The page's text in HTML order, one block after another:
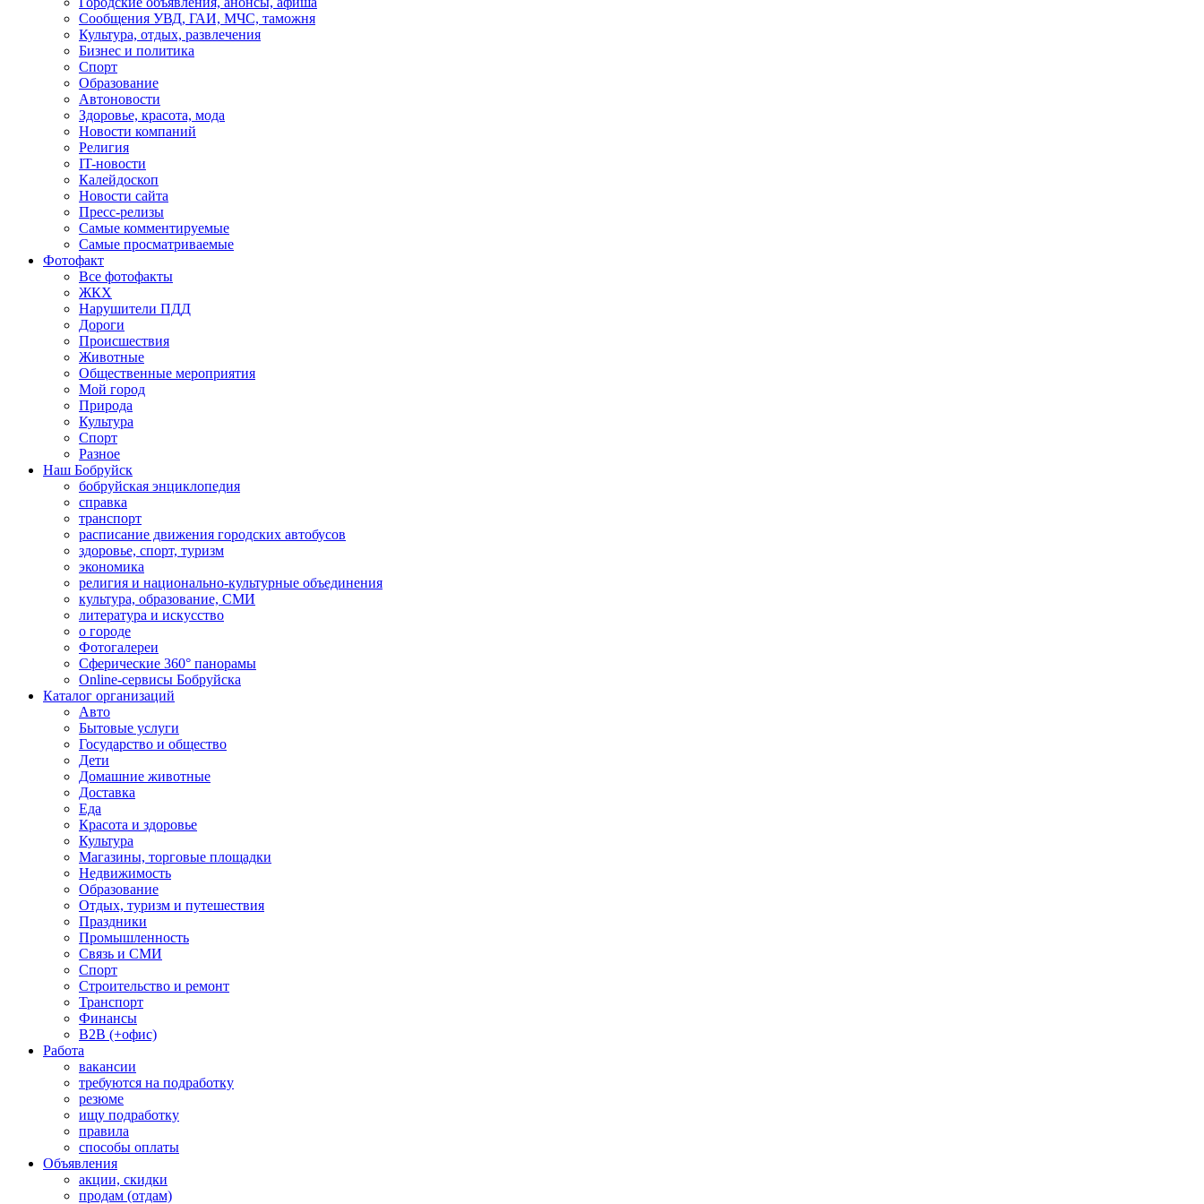
Сообщения УВД, ГАИ, МЧС, таможня
Культура, отдых, развлечения
Бизнес и политика
Спорт
Образование
Автоновости
Здоровье, красота, мода
Новости компаний
Религия
IT-новости
Калейдоскоп
Новости сайта
Пресс-релизы
Самые комментируемые
Самые просматриваемые
Фотофакт
Все фотофакты
ЖКХ
Нарушители ПДД
Дороги
Происшествия
Животные
Общественные мероприятия
Мой город
Природа
Культура
Спорт
Разное
Наш Бобруйск
бобруйская энциклопедия
справка
транспорт
расписание движения городских автобусов
здоровье, спорт, туризм
экономика
религия и национально-культурные объединения
культура, образование, СМИ
литература и искусство
о городе
Фотогалереи
Сферические 360° панорамы
Online-сервисы Бобруйска
Каталог организаций
Авто
Бытовые услуги
Государство и общество
Дети
Домашние животные
Доставка
Еда
Красота и здоровье
Культура
Магазины, торговые площадки
Недвижимость
Образование
Отдых, туризм и путешествия
Праздники
Промышленность
Связь и СМИ
Спорт
Строительство и ремонт
Транспорт
Финансы
B2B (+офис)
Работа
вакансии
требуются на подработку
резюме
ищу подработку
правила
способы оплаты
Объявления
акции, скидки
продам (отдам)